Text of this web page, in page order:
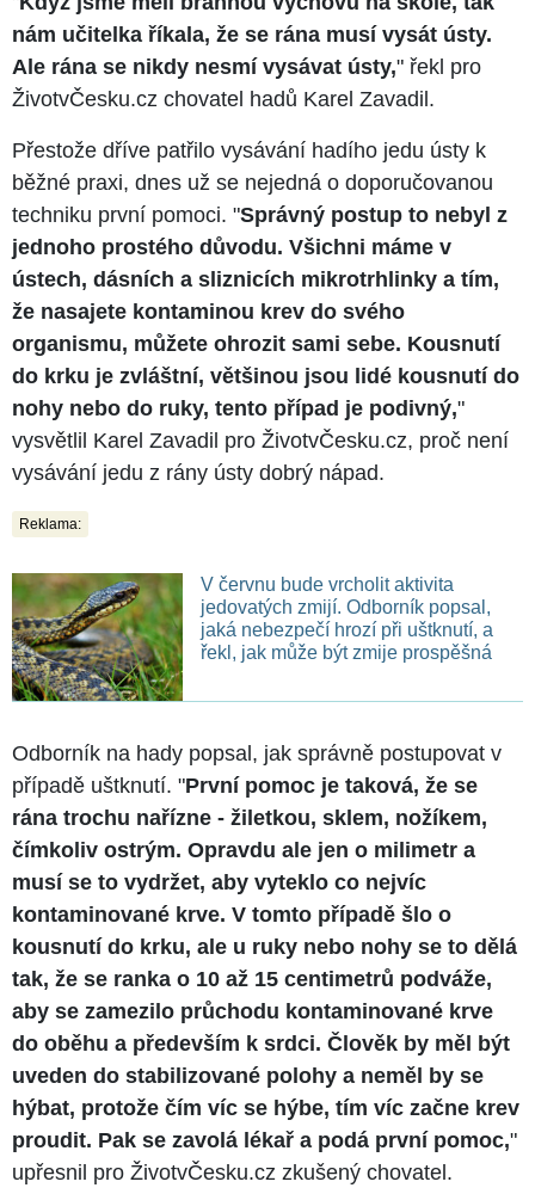
nám učitelka říkala, že se rána musí vysát ústy.
Ale rána se nikdy nesmí vysávat ústy," řekl pro
ŽivotvČesku.cz chovatel hadů Karel Zavadil.
Přestože dříve patřilo vysávání hadího jedu ústy k
běžné praxi, dnes už se nejedná o doporučovanou
techniku první pomoci. "Správný postup to nebyl z
jednoho prostého důvodu. Všichni máme v
ústech, dásních a sliznicích mikrotrhlinky a tím,
že nasajete kontaminou krev do svého
organismu, můžete ohrozit sami sebe. Kousnutí
do krku je zvláštní, většinou jsou lidé kousnutí do
nohy nebo do ruky, tento případ je podivný,"
vysvětlil Karel Zavadil pro ŽivotvČesku.cz, proč není
vysávání jedu z rány ústy dobrý nápad.
Reklama:
V červnu bude vrcholit aktivita
jedovatých zmijí. Odborník popsal,
jaká nebezpečí hrozí při uštknutí, a
řekl, jak může být zmije prospěšná
Odborník na hady popsal, jak správně postupovat v
případě uštknutí. "První pomoc je taková, že se
rána trochu nařízne - žiletkou, sklem, nožíkem,
čímkoliv ostrým. Opravdu ale jen o milimetr a
musí se to vydržet, aby vyteklo co nejvíc
kontaminované krve. V tomto případě šlo o
kousnutí do krku, ale u ruky nebo nohy se to dělá
tak, že se ranka o 10 až 15 centimetrů podváže,
aby se zamezilo průchodu kontaminované krve
do oběhu a především k srdci. Člověk by měl být
uveden do stabilizované polohy a neměl by se
hýbat, protože čím víc se hýbe, tím víc začne krev
proudit. Pak se zavolá lékař a podá první pomoc,"
upřesnil pro ŽivotvČesku.cz zkušený chovatel.